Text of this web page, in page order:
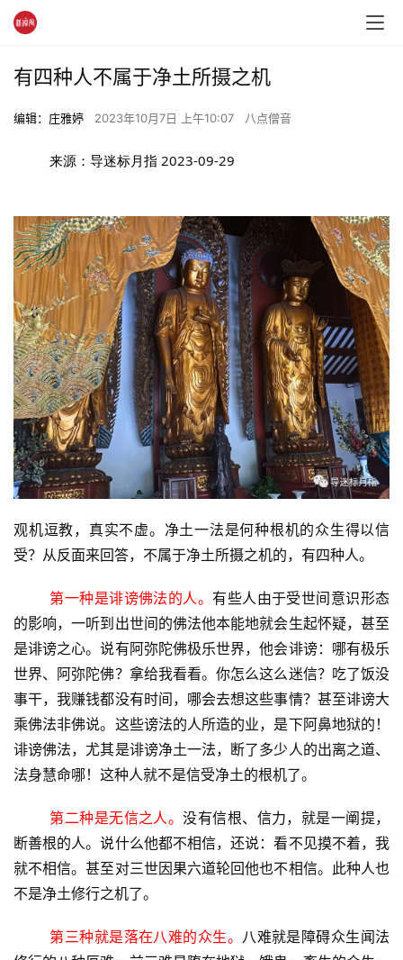
有四种人不属于净土所摄之机
编辑：庄雅婷 2023年10月7日 上午10:07 八点僧音
来源：导迷标月指 2023-09-29
观机逗教，真实不虚。净土一法是何种根机的众生得以信
受？从反面来回答，不属于净土所摄之机的，有四种人。
第一种是诽谤佛法的人。有些人由于受世间意识形态
的影响，一听到出世间的佛法他本能地就会生起怀疑，甚至
是诽谤之心。说有阿弥陀佛极乐世界，他会诽谤：哪有极乐
世界、阿弥陀佛？拿给我看看。你怎么这么迷信？吃了饭没
事干，我赚钱都没有时间，哪会去想这些事情？甚至诽谤大
乘佛法非佛说。这些谤法的人所造的业，是下阿鼻地狱的！
诽谤佛法，尤其是诽谤净土一法，断了多少人的出离之道、
法身慧命哪！这种人就不是信受净土的根机了。
第二种是无信之人。没有信根、信力，就是一阐提，
断善根的人。说什么他都不相信，还说：看不见摸不着，我
就不相信。甚至对三世因果六道轮回他也不相信。此种人也
不是净土修行之机了。
第三种就是落在八难的众生。 八难就是障碍众生闻法